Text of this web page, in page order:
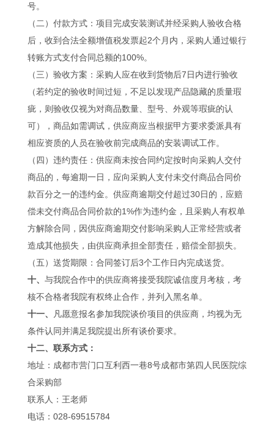
号。
（二）付款方式：项目完成安装测试并经采购人验收合格
后，收到合法全额增值税发票起2个月内，采购人通过银行
转账方式支付合同总额的100%。
（三）验收方案：采购人应在收到货物后7日内进行验收
（若约定的验收时间过短，不足以发现产品隐藏的质量瑕
疵，则验收仅视为对商品数量、型号、外观等瑕疵的认
可），商品如需调试，供应商应当根据甲方要求委派具有
相应资质的人员在验收前完成商品的安装调试工作。
（四）违约责任：供应商未按合同约定按时向采购人交付
商品的，每逾期一日，应向采购人支付未交付商品合同价
款百分之一的违约金。供应商逾期交付超过30日的，应赔
偿未交付商品合同价款的1%作为违约金，且采购人有权单
方解除合同，因供应商逾期交付影响采购人正常经营或者
造成其他损失，由供应商承担全部责任，赔偿全部损失。
（五）送货期限：合同签订后3个工作日内完成送货。
十、 与我院合作中的供应商将接受我院诚信度月考核，考
核不合格者我院有权终止合作，并列入黑名单。
十一、
凡愿意报名参加我院谈价项目的供应商，均视为无
条件认同并满足我院提出所有谈价要求。
十二、联系方式：
地址：成都市营门口互利西一巷8号成都市第四人民医院综
合采购部
联系人：王老师
电话：028-69515784